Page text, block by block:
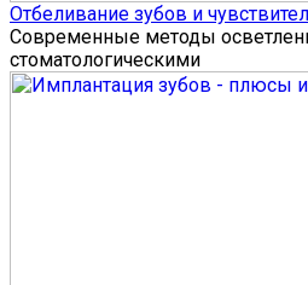
Отбеливание зубов и
Современные методы
стоматологическими